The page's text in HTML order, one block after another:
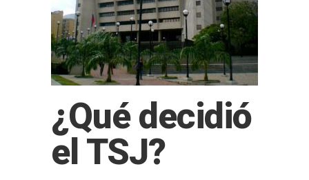
¿Qué decidió
el TSJ?